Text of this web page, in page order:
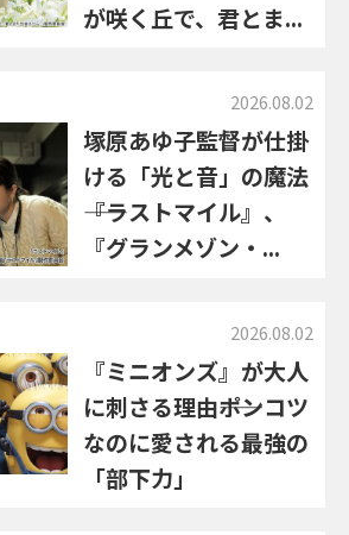
が咲く丘で、君とま...
2026.08.02
塚原あゆ子監督が仕掛
ける「光と音」の魔法
――『ラストマイル』、
『グランメゾン・...
2026.08.02
『ミニオンズ』が大人
に刺さる理由――ポンコツ
なのに愛される最強の
「部下力」